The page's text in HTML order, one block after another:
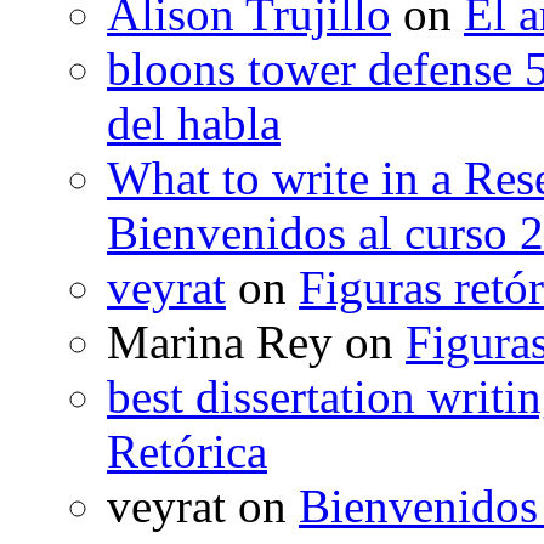
Alison Trujillo on El
bloons tower defense
del habla
What to write in a
Bienvenidos al curso
veyrat on Figuras
Marina Rey on
best dissertation
Retórica
veyrat on